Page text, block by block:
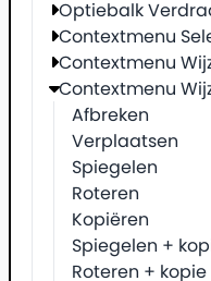
Optiebalk
Contextmenu
Contextmenu
Contextmenu
Afbreken
Verplaatsen
Spiegelen
Roteren
Kopiëren
Spiegelen +
Roteren + kopie